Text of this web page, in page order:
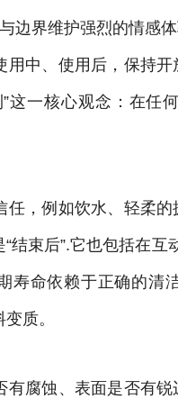
边界维护强烈的情感
用中、使用后，保持
这一核心观念：在任
任，例如饮水、轻柔
结束后”.它也包括在
寿命依赖于正确的清
质。
有腐蚀、表面是否有